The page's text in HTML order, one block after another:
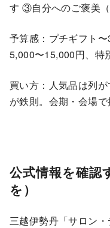
す ③自分へのご褒美（
予算感：プチギフト
5,000〜15,000円、特
買い方：人気品は列
が鉄則。会期・会場で
公式情報を確認
を）
三越伊勢丹「サロン